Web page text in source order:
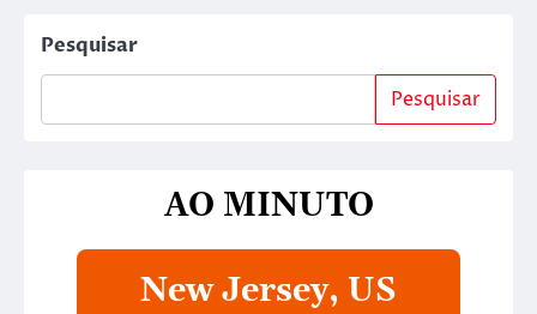
Pesquisar
Pesquisar
AO MINUTO
New Jersey, US